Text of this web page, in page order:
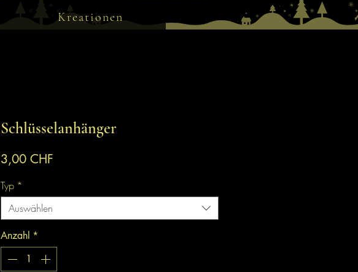
Kreationen
Schlüsselanhänger
3,00 CHF
Typ *
Auswählen
Anzahl *